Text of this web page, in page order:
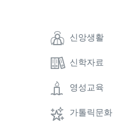
신앙생활
신학자료
영성교육
가톨릭문화